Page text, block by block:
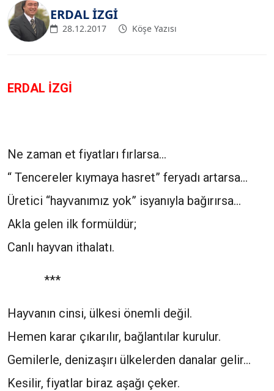
ERDAL İZGİ
28.12.2017 Köşe Yazısı
ERDAL İZGİ
Ne zaman et fiyatları fırlarsa…
“ Tencereler kıymaya hasret” feryadı artarsa…
Üretici “hayvanımız yok” isyanıyla bağırırsa…
Akla gelen ilk formüldür;
Canlı hayvan ithalatı.
***
Hayvanın cinsi, ülkesi önemli değil.
Hemen karar çıkarılır, bağlantılar kurulur.
Gemilerle, denizaşırı ülkelerden danalar gelir…
Kesilir, fiyatlar biraz aşağı çeker.